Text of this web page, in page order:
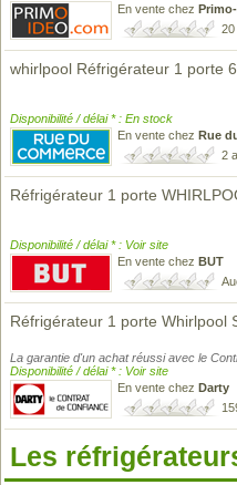
En vente chez
whirlpool Réfrigérateur 1 porte
Disponibilité / délai * : En stock
En vente chez Rue
2
Réfrigérateur 1 porte
Disponibilité / délai * : Voir site
En vente chez BUT
Réfrigérateur 1 porte Whirlpool
La garantie d'un achat réussi avec le
Disponibilité / délai * : Voir site
En vente chez Darty
Les